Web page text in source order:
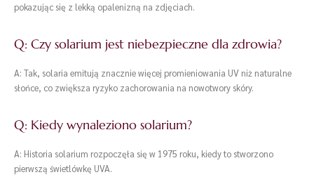
pokazując się z lekką opalenizną na zdjęciach.
Q: Czy solarium jest niebezpieczne dla zdrowia?
A: Tak, solaria emitują znacznie więcej promieniowania UV niż naturalne
słońce, co zwiększa ryzyko zachorowania na nowotwory skóry.
Q: Kiedy wynaleziono solarium?
A: Historia solarium rozpoczęła się w 1975 roku, kiedy to stworzono
pierwszą świetlówkę UVA.